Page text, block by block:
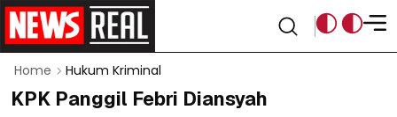
Home Hukum Kriminal
KPK Panggil Febri Diansyah